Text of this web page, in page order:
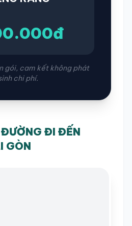
gói, cam kết không phát
chi phí.
ĐI ĐẾN
GÒN